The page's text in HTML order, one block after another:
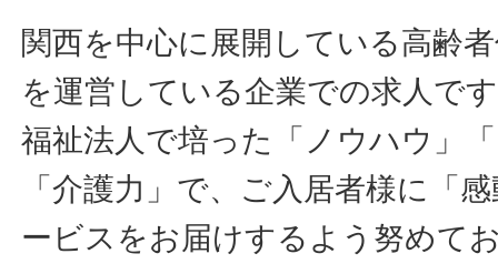
関西を中心に展開している高齢
を運営している企業での求人で
福祉法人で培った「ノウハウ」
「介護力」で、ご入居者様に「
ービスをお届けするよう努めて